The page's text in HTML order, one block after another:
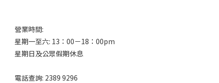
營業時間:
星期一至六: 13：00－18：00pm
星期日及公眾假期休息
電話查詢: 2389 9296